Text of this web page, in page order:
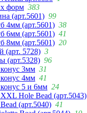
форм 383
(арт.5601) 99
4мм (арт.5601) 38
6мм (арт.5601) 41
8мм (арт.5601) 20
(арт. 5728) 3
(арт.5328) 96
3мм 31
4мм 41
5 и 6мм 24
Hole Bead (арт.5043)
(арт.5040) 41